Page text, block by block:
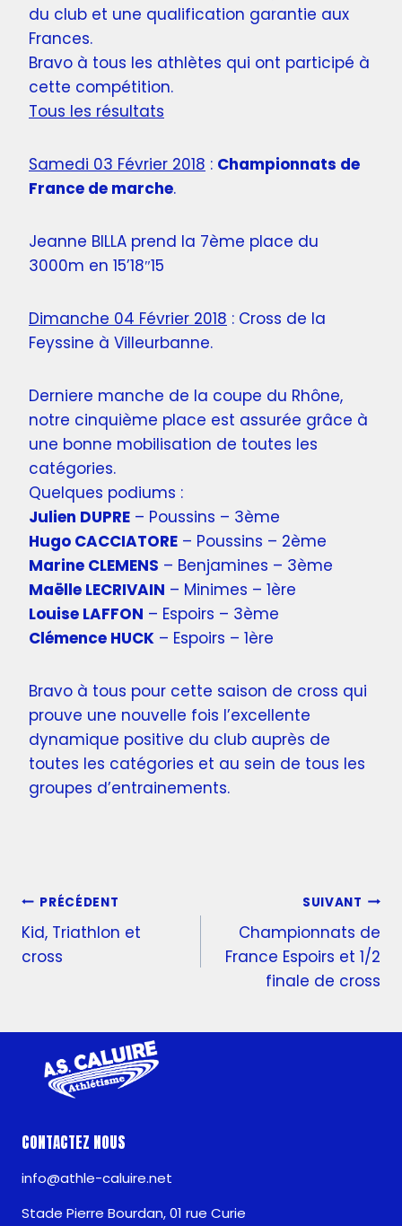
du club et une qualification garantie aux
Frances.
Bravo à tous les athlètes qui ont participé à
cette compétition.
Tous les résultats
Samedi 03 Février 2018 : Championnats de
France de marche.
Jeanne BILLA prend la 7ème place du
3000m en 15’18″15
Dimanche 04 Février 2018 : Cross de la
Feyssine à Villeurbanne.
Derniere manche de la coupe du Rhône,
notre cinquième place est assurée grâce à
une bonne mobilisation de toutes les
catégories.
Quelques podiums :
Julien DUPRE – Poussins – 3ème
Hugo CACCIATORE – Poussins – 2ème
Marine CLEMENS – Benjamines – 3ème
Maëlle LECRIVAIN – Minimes – 1ère
Louise LAFFON – Espoirs – 3ème
Clémence HUCK – Espoirs – 1ère
Bravo à tous pour cette saison de cross qui
prouve une nouvelle fois l’excellente
dynamique positive du club auprès de
toutes les catégories et au sein de tous les
groupes d’entrainements.
PRÉCÉDENT
Kid, Triathlon et
cross
SUIVANT
Championnats de
France Espoirs et 1/2
finale de cross
CONTACTEZ NOUS
info@athle-caluire.net
Stade Pierre Bourdan, 01 rue Curie